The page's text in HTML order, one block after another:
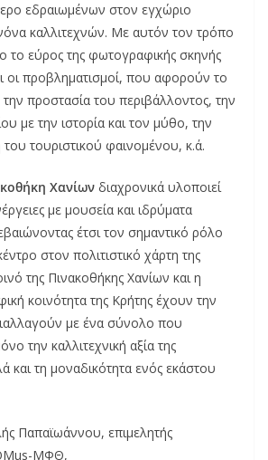
εδραιωμένων στον εγχώριο
καλλιτεχνών. Με αυτόν τον τρόπο
το εύρος της φωτογραφικής σκηνής
οι προβληματισμοί, που αφορούν το
προστασία του περιβάλλοντος, την
με την ιστορία και τον μύθο, την
του τουριστικού φαινομένου, κ.ά.
Χανίων διαχρονικά υλοποιεί
με μουσεία και ιδρύματα
έτσι τον σημαντικό ρόλο
στον πολιτιστικό χάρτη της
της Πινακοθήκης Χανίων και η
κοινότητα της Κρήτης έχουν την
με ένα σύνολο που
την καλλιτεχνική αξία της
και τη μοναδικότητα ενός εκάστου
Παπαϊωάννου, επιμελητής
ΜΦΘ,